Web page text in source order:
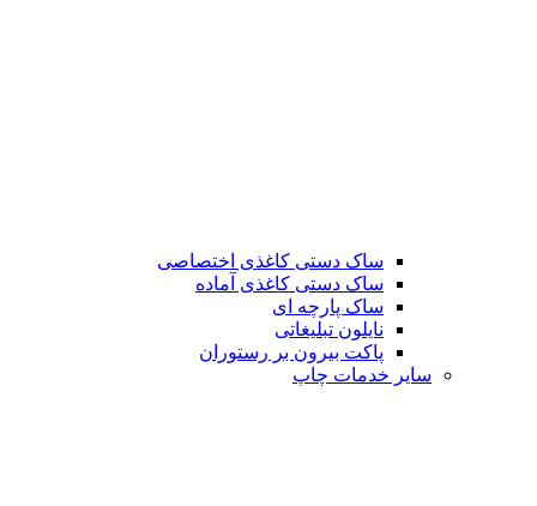
ساک دستی کاغذی اختصاصی
ساک دستی کاغذی آماده
ساک پارچه ای
نایلون تبلیغاتی
پاکت بیرون بر رستوران
سایر خدمات چاپ